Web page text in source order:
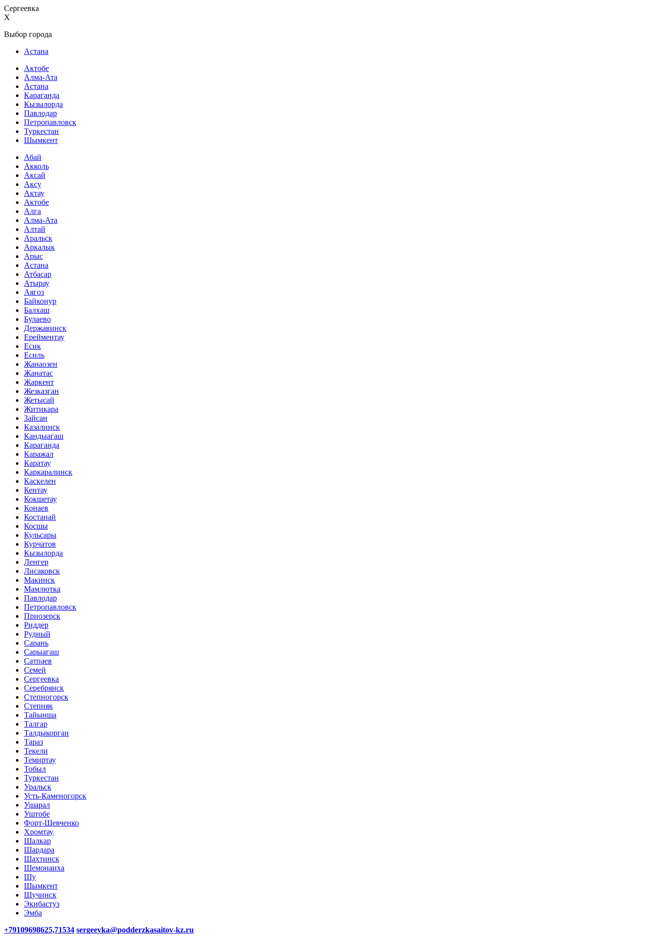
Сергеевка
X
Выбор города
Астана
Актобе
Алма-Ата
Астана
Караганда
Кызылорда
Павлодар
Петропавловск
Туркестан
Шымкент
Абай
Акколь
Аксай
Аксу
Актау
Актобе
Алга
Алма-Ата
Алтай
Аральск
Аркалык
Арыс
Астана
Атбасар
Атырау
Аягоз
Байконур
Балхаш
Булаево
Державинск
Ерейментау
Есик
Есиль
Жанаозен
Жанатас
Жаркент
Жезказган
Жетысай
Житикара
Зайсан
Казалинск
Кандыагаш
Караганда
Каражал
Каратау
Каркаралинск
Каскелен
Кентау
Кокшетау
Конаев
Костанай
Косшы
Кульсары
Курчатов
Кызылорда
Ленгер
Лисаковск
Макинск
Мамлютка
Павлодар
Петропавловск
Приозерск
Риддер
Рудный
Сарань
Сарыагаш
Сатпаев
Семей
Сергеевка
Серебрянск
Степногорск
Степняк
Тайынша
Талгар
Талдыкорган
Тараз
Текели
Темиртау
Тобыл
Туркестан
Уральск
Усть-Каменогорск
Ушарал
Уштобе
Форт-Шевченко
Хромтау
Шалкар
Шардара
Шахтинск
Шемонаиха
Шу
Шымкент
Щучинск
Экибастуз
Эмба
+79109698625,71534 sergeevka@podderzkasaitov-kz.ru